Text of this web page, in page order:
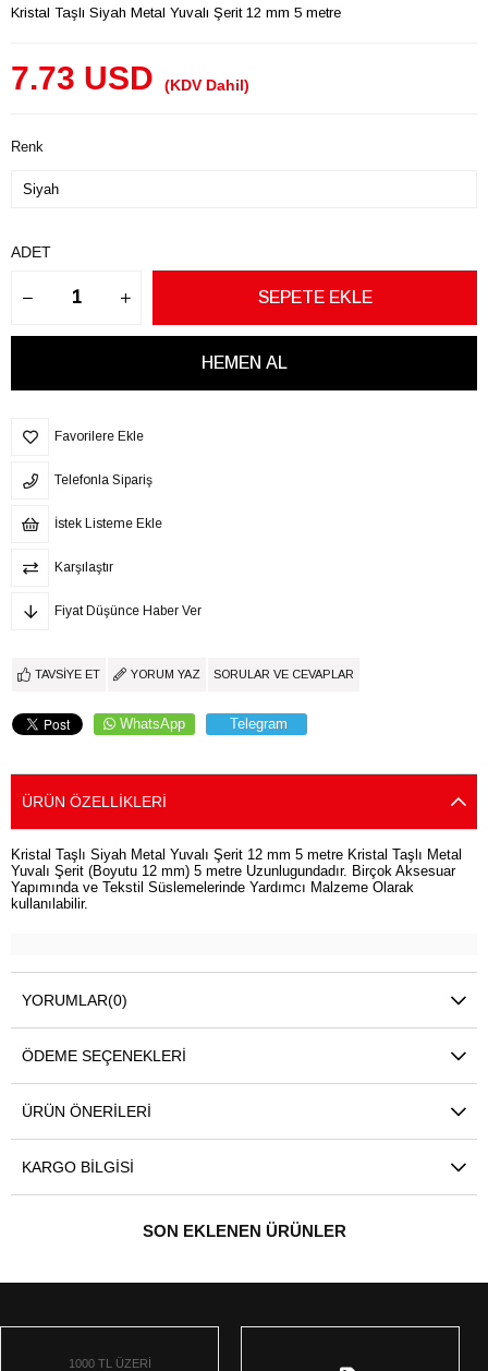
Kristal Taşlı Siyah Metal Yuvalı Şerit 12 mm 5 metre
7.73 USD (KDV Dahil)
Renk
ADET
Favorilere Ekle
Telefonla Sipariş
İstek Listeme Ekle
Karşılaştır
Fiyat Düşünce Haber Ver
TAVSIYE ET YORUM YAZ SORULAR VE CEVAPLAR
WhatsApp Telegram
ÜRÜN ÖZELLIKLERI
Kristal Taşlı Siyah Metal Yuvalı Şerit 12 mm 5 metre Kristal Taşlı Metal
Yuvalı Şerit (Boyutu 12 mm) 5 metre Uzunlugundadır. Birçok Aksesuar
Yapımında ve Tekstil Süslemelerinde Yardımcı Malzeme Olarak
kullanılabilir.
YORUMLAR(0)
ÖDEME SEÇENEKLERI
ÜRÜN ÖNERILERI
KARGO BILGISI
SON EKLENEN ÜRÜNLER
1000 TL ÜZERİ